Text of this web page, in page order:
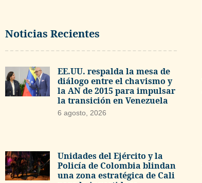
Noticias Recientes
EE.UU. respalda la mesa de
diálogo entre el chavismo y
la AN de 2015 para impulsar
la transición en Venezuela
6 agosto, 2026
Unidades del Ejército y la
Policía de Colombia blindan
una zona estratégica de Cali